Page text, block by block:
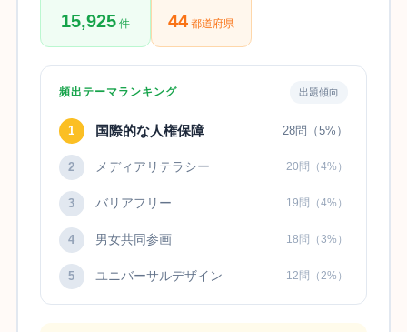
15,925件 44都道府県
頻出テーマランキング 出題傾向
1 国際的な人権保障 28問（5%）
2 メディアリテラシー 20問（4%）
3 バリアフリー 19問（4%）
4 男女共同参画 18問（3%）
5 ユニバーサルデザイン 12問（2%）